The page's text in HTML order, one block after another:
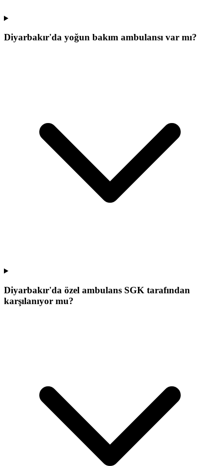
Diyarbakır'da yoğun bakım ambulansı var mı?
Diyarbakır'da özel ambulans SGK tarafından
karşılanıyor mu?